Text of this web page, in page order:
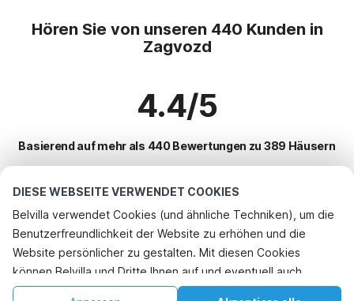
DIESE WEBSEITE VERWENDET COOKIES
Belvilla verwendet Cookies (und ähnliche Techniken), um die
Benutzerfreundlichkeit der Website zu erhöhen und die
Website persönlicher zu gestalten. Mit diesen Cookies
können Belvilla und Dritte Ihnen auf und eventuell auch
außerhalb unserer Website folgen, um Werbung Ihren
Hören Sie von unseren 440 Kunden in
Zagvozd
4.4/5
Basierend auf mehr als 440 Bewertungen zu 389 Häusern
Beliebteste Reiseziele für Urlaub
Top-Städte mit Top-Annehmlichkeiten für den Urlaub
Ferienwohnungen maranovici
Ferienwohnungen pobrezje
Beliebte Ausstattungen für Urlaub in Zagvozd
Ferienwohnungen
Rufen Sie an, um zu buchen